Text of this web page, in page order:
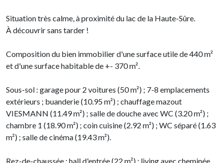
Situation très calme, à proximité du lac de la Haute-Sûre.
À découvrir sans tarder !
Composition du bien immobilier d'une surface utile de 440 m²
et d'une surface habitable de +- 370 m².
Sous-sol : garage pour 2 voitures (50 m²) ; 7-8 emplacements
extérieurs ; buanderie (10.95 m²) ; chauffage mazout
VIESMANN (11.49 m²) ; salle de douche avec WC (3.20 m²) ;
chambre 1 (18.90 m²) ; coin cuisine (2.92 m²) ; WC séparé (1.63
m²) ; salle de cinéma (19.43 m²).
Rez-de-chaussée : hall d'entrée (22 m²) ; living avec cheminée